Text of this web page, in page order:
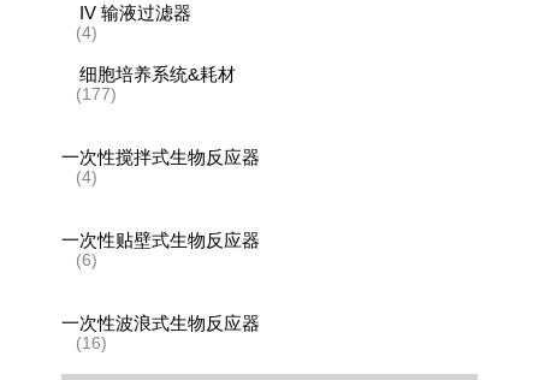
IV 输液过滤器
(4)
细胞培养系统&耗材
(177)
一次性搅拌式生物反应器
(4)
一次性贴壁式生物反应器
(6)
一次性波浪式生物反应器
(16)